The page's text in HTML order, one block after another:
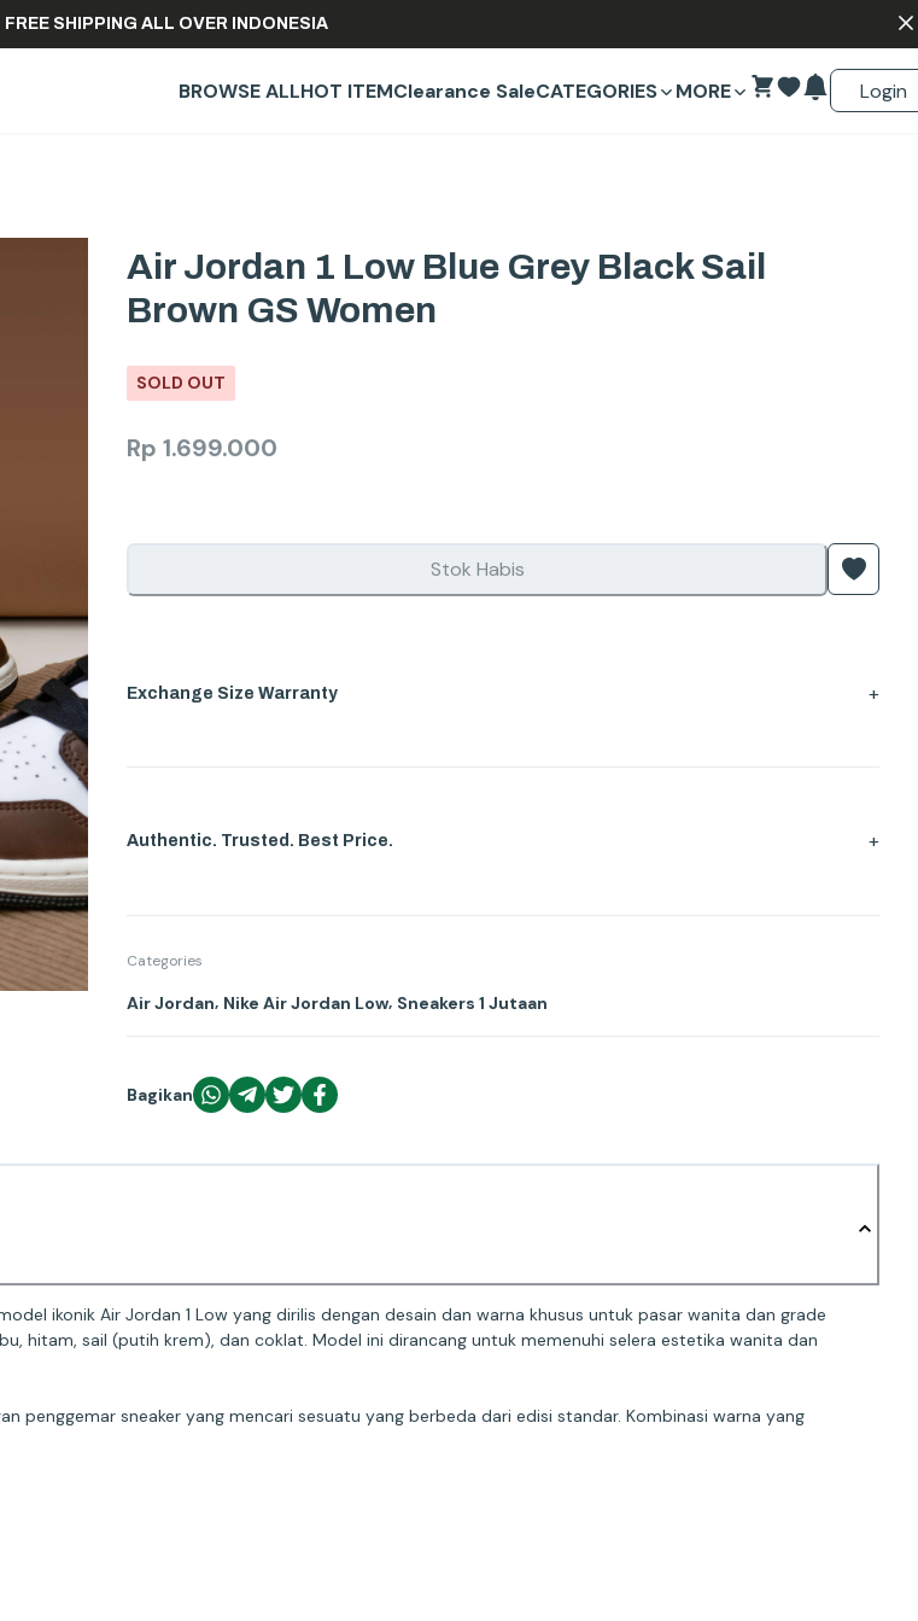
FREE SHIPPING ALL OVER INDONESIA
BROWSE ALLHOT ITEMClearance SaleCATEGORIES MORE Login
Air Jordan 1 Low Blue Grey Black Sail
Brown GS Women
SOLD OUT
Rp 1.699.000
Stok Habis
Exchange Size Warranty +
Authentic. Trusted. Best Price. +
Categories
Air Jordan, Nike Air Jordan Low, Sneakers 1 Jutaan
Bagikan
ikonik Air Jordan 1 Low yang dirilis dengan desain dan warna khusus untuk pasar wanita dan grade
hitam, sail (putih krem), dan coklat. Model ini dirancang untuk memenuhi selera estetika wanita dan
penggemar sneaker yang mencari sesuatu yang berbeda dari edisi standar. Kombinasi warna yang